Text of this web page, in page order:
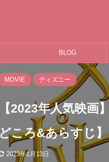
BLOG
MOVIE ディズニー
【2023年人気映
どころ&あらすじ】
2023年1月13日